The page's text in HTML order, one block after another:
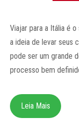
Viajar para a Itália é
a ideia de levar seus
pode ser um grande
processo bem
Leia Mais